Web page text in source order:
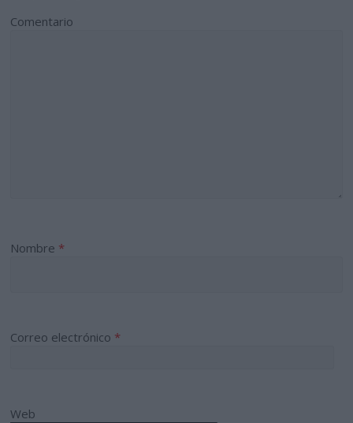
Comentario
Nombre *
Correo electrónico *
Web